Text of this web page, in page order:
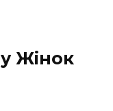
Жінок